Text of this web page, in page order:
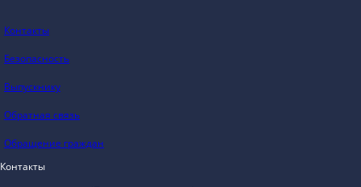
Контакты
Безопасность
Выпускнику
Обратная связь
Обращение граждан
Контакты